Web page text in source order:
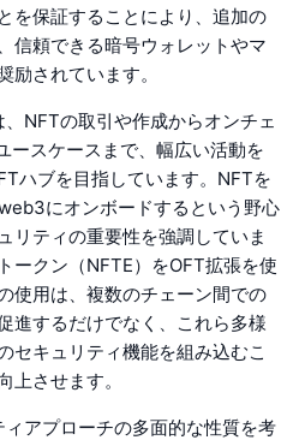
を保証することにより、追加の
信頼できる暗号ウォレットやマ
励されています。
NFTの取引や作成からオンチェ
ースケースまで、幅広い活動を
ハブを目指しています。NFTを
にオンボードするという野心
リティの重要性を強調していま
ークン（NFTE）をOFT拡張を使
使用は、複数のチェーン間での
進するだけでなく、これら多様
セキュリティ機能を組み込むこ
上させます。
アプローチの多面的な性質を考